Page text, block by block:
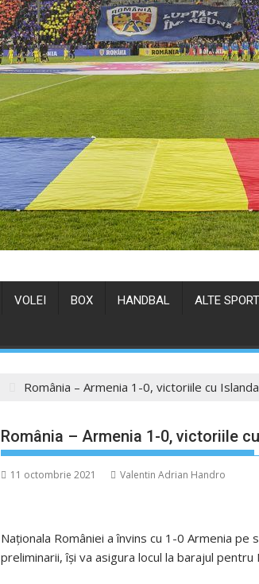
VOLEI BOX HANDBAL ALTE
România – Armenia 1-0, victoriile cu
România – Armenia 1-0, victoriile
11 octombrie 2021 Valentin Adrian Handro
Naționala României a învins cu 1-0 Armenia pe
preliminarii, își va asigura locul la barajul pentru